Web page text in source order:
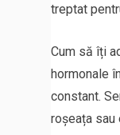
treptat
Cum să îți
hormonale
constant.
roșeața